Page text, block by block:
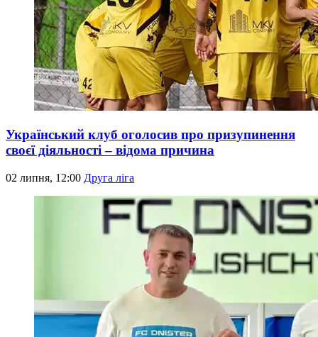
Український клуб оголосив про призупинення
своєї діяльності – відома причина
02 липня, 12:00 Друга ліга